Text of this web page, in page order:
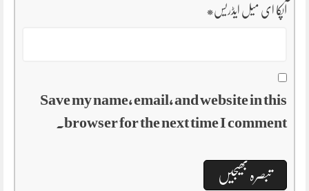
آپکا ای میل ایڈریس*
Save my name, email, and website in this
browser for the next time I comment.